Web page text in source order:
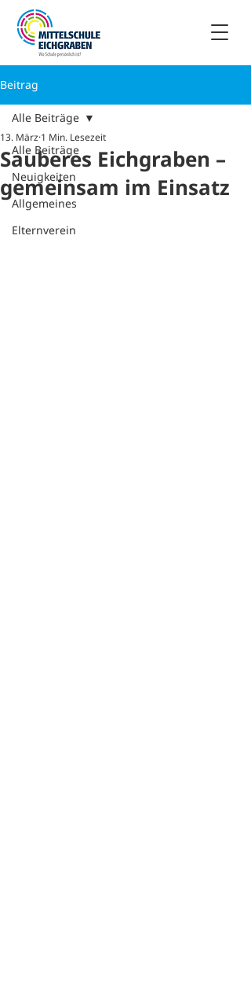
Beitrag
Alle Beiträge
Neuigkeiten
Allgemeines
Elternverein
Alle Beiträge
Sauberes Eichgraben –
gemeinsam im Einsatz
13. März 1 Min. Lesezeit